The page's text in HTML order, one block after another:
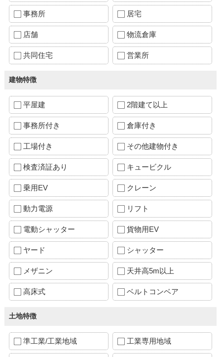
事務所 居宅
店舗 物流倉庫
共同住宅 営業所
建物特徴
平屋建 2階建て以上
事務所付き 倉庫付き
工場付き その他建物付き
検査済証あり キュービクル
乗用EV クレーン
動力電源 リフト
電動シャッター 貨物用EV
ヤード シャッター
メザニン 天井高5m以上
高床式 ベルトコンベア
土地特徴
準工業/工業地域 工業専用地域